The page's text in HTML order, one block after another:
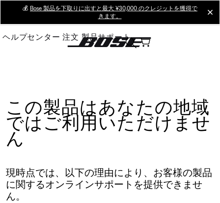
Main
💰 Bose 製品を下取りに出すと最大 ¥30,000 のクレジットを獲得で
きます。
ヘルプセンター 注文 製品サポート
この製品はあなたの地域
ではご利用いただけませ
ん
現時点では、以下の理由により、お客様の製品
に関するオンラインサポートを提供できませ
ん。